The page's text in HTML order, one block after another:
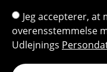
Jeg accepterer, at
overensstemmelse
Udlejnings